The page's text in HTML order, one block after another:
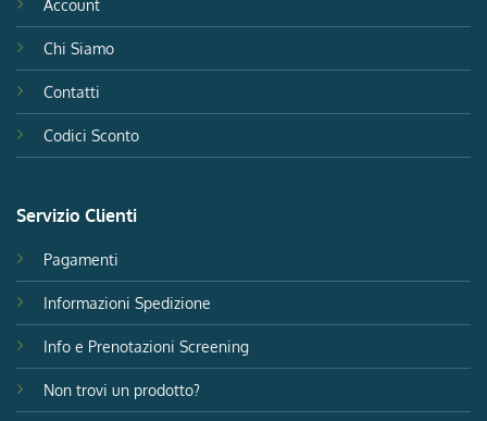
Account
Chi Siamo
Contatti
Codici Sconto
Servizio Clienti
Pagamenti
Informazioni Spedizione
Info e Prenotazioni Screening
Non trovi un prodotto?